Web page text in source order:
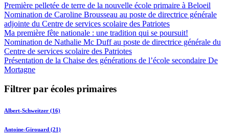
Première pelletée de terre de la nouvelle école primaire à Beloeil
Nomination de Caroline Brousseau au poste de directrice générale
adjointe du Centre de services scolaire des Patriotes
Ma première fête nationale : une tradition qui se poursuit!
Nomination de Nathalie Mc Duff au poste de directrice générale du
Centre de services scolaire des Patriotes
Présentation de la Chaise des générations de l’école secondaire De
Mortagne
Filtrer par écoles primaires
Albert-Schweitzer (16)
Antoine-Girouard (21)